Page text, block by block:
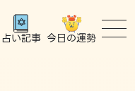
占い記事 今日の運勢